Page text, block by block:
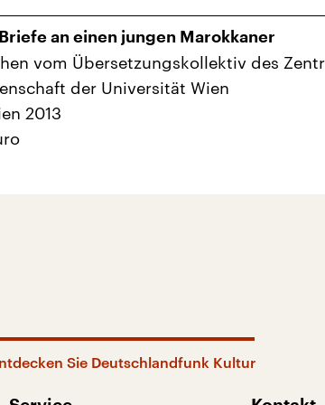
an einen jungen Marokkaner
vom Übersetzungskollektiv des
der Universität Wien
2013
Sie Deutschlandfunk Kultur